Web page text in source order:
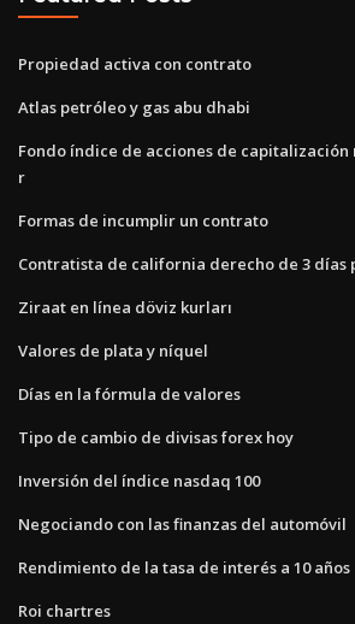
Propiedad activa con contrato
Atlas petróleo y gas abu dhabi
Fondo índice de acciones de
r
Formas de incumplir un contrato
Contratista de california derecho de 3 días
Ziraat en línea döviz kurları
Valores de plata y níquel
Días en la fórmula de valores
Tipo de cambio de divisas forex hoy
Inversión del índice nasdaq 100
Negociando con las finanzas del automóvil
Rendimiento de la tasa de interés a 10 años
Roi chartres